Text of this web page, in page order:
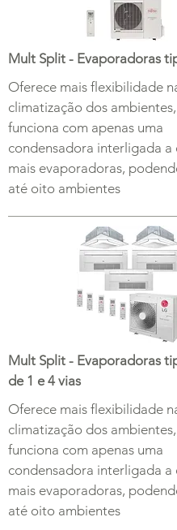
Mult Split - Evaporadoras
Oferece mais flexibilidade
climatização dos
funciona com apenas uma
condensadora interligada a
mais evaporadoras,
até oito ambientes
Mult Split - Evaporadoras
de 1 e 4 vias
Oferece mais flexibilidade
climatização dos
funciona com apenas uma
condensadora interligada a
mais evaporadoras,
até oito ambientes